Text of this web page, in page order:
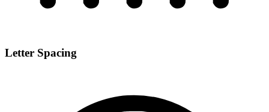
Letter Spacing